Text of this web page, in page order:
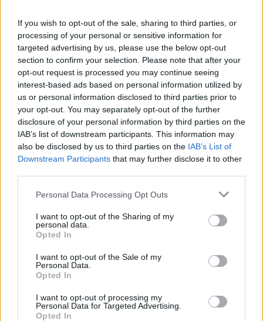
If you wish to opt-out of the sale, sharing to third parties, or
processing of your personal or sensitive information for
targeted advertising by us, please use the below opt-out
section to confirm your selection. Please note that after your
opt-out request is processed you may continue seeing
interest-based ads based on personal information utilized by
us or personal information disclosed to third parties prior to
your opt-out. You may separately opt-out of the further
disclosure of your personal information by third parties on the
IAB’s list of downstream participants. This information may
also be disclosed by us to third parties on the IAB’s List of
Downstream Participants that may further disclose it to other
Personal Data Processing Opt Outs
I want to opt-out of the Sharing of my
personal data.
Opted In
I want to opt-out of the Sale of my
Personal Data.
Opted In
I want to opt-out of processing my
Personal Data for Targeted Advertising.
Opted In
Legolvasottabb cikkek
8500-an rendeltek vakon egy autót, amit
nem láttak — megkezdődött a...
97,6 százalékon áll Norvégia villanyautó-
aránya – közben átrendeződött a márkák
sorrendje
2026-08-07
szabadul a kínai akkumulátoroktól
2026-08-07
2,4 millió eurós programba kezdtek a
németek, hogy lekörözzék a kínai...